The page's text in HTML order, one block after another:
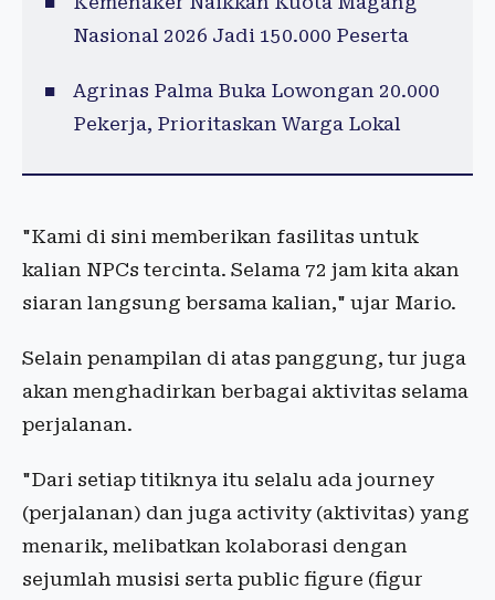
Nasional 2026 Jadi 150.000 Peserta
Agrinas Palma Buka Lowongan 20.000
Pekerja, Prioritaskan Warga Lokal
"Kami di sini memberikan fasilitas untuk
kalian NPCs tercinta. Selama 72 jam kita akan
siaran langsung bersama kalian," ujar Mario.
Selain penampilan di atas panggung, tur juga
akan menghadirkan berbagai aktivitas selama
perjalanan.
"Dari setiap titiknya itu selalu ada journey
(perjalanan) dan juga activity (aktivitas) yang
menarik, melibatkan kolaborasi dengan
sejumlah musisi serta public figure (figur